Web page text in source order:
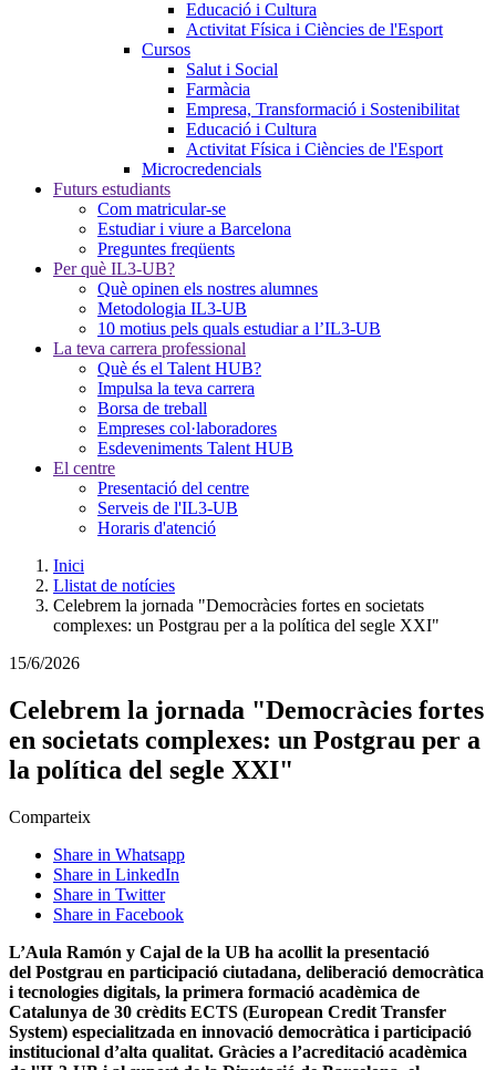
Educació i Cultura
Activitat Física i Ciències de l'Esport
Cursos
Salut i Social
Farmàcia
Empresa, Transformació i Sostenibilitat
Educació i Cultura
Activitat Física i Ciències de l'Esport
Microcredencials
Futurs estudiants
Com matricular-se
Estudiar i viure a Barcelona
Preguntes freqüents
Per què IL3-UB?
Què opinen els nostres alumnes
Metodologia IL3-UB
10 motius pels quals estudiar a l’IL3-UB
La teva carrera professional
Què és el Talent HUB?
Impulsa la teva carrera
Borsa de treball
Empreses col·laboradores
Esdeveniments Talent HUB
El centre
Presentació del centre
Serveis de l'IL3-UB
Horaris d'atenció
Inici
Llistat de notícies
Celebrem la jornada "Democràcies fortes en societats
complexes: un Postgrau per a la política del segle XXI"
15/6/2026
Celebrem la jornada "Democràcies fortes
en societats complexes: un Postgrau per a
la política del segle XXI"
Comparteix
Share in Whatsapp
Share in LinkedIn
Share in Twitter
Share in Facebook
L’Aula Ramón y Cajal de la UB ha acollit la presentació
del Postgrau en participació ciutadana, deliberació democràtica
i tecnologies digitals, la primera formació acadèmica de
Catalunya de 30 crèdits ECTS (European Credit Transfer
System) especialitzada en innovació democràtica i participació
institucional d’alta qualitat. Gràcies a l’acreditació acadèmica